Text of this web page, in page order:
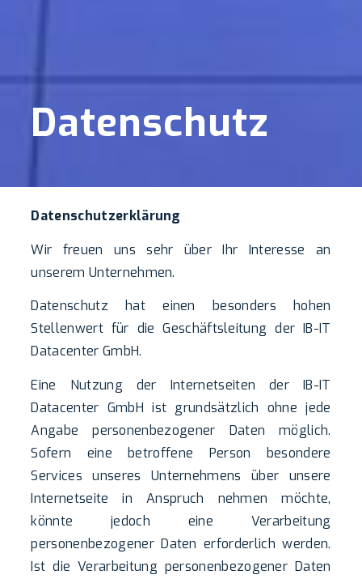
Datenschutz
Datenschutzerklärung
Wir freuen uns sehr über Ihr Interesse an
unserem Unternehmen.
Datenschutz hat einen besonders hohen
Stellenwert für die Geschäftsleitung der IB-IT
Datacenter GmbH.
Eine Nutzung der Internetseiten der IB-IT
Datacenter GmbH ist grundsätzlich ohne jede
Angabe personenbezogener Daten möglich.
Sofern eine betroffene Person besondere
Services unseres Unternehmens über unsere
Internetseite in Anspruch nehmen möchte,
könnte jedoch eine Verarbeitung
personenbezogener Daten erforderlich werden.
Ist die Verarbeitung personenbezogener Daten